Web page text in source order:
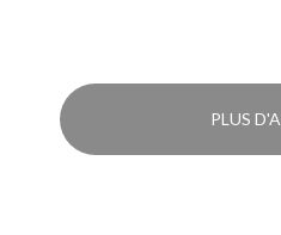
PLUS